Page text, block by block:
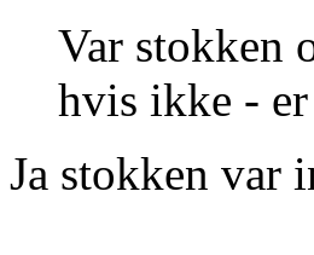
Var stokken
hvis ikke -
Ja stokken var